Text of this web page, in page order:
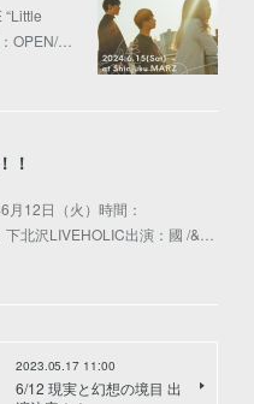
OPEN/…
！
12日（火）時間：
北沢LIVEHOLIC出演：國 /&…
2023.05.17 11:00
6/12 現実と幻想の境目 出